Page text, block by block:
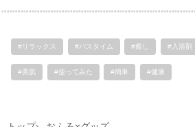
#リラックス #バスタイム #癒し #入浴剤
#美肌 #使ってみた #簡単 #健康